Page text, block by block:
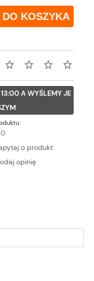
DO KOSZYKA
A WYŚLEMY JE
o produkt
opinię